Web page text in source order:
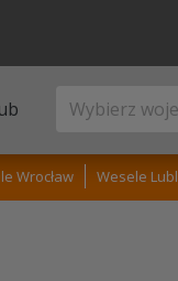
Wrocław Wesele